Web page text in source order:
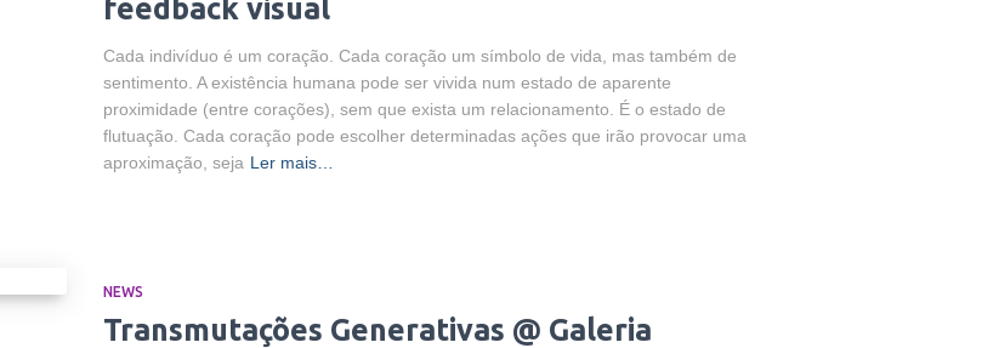
feedback visual
Cada indivíduo é um coração. Cada coração um símbolo de vida, mas também de
sentimento. A existência humana pode ser vivida num estado de aparente
proximidade (entre corações), sem que exista um relacionamento. É o estado de
flutuação. Cada coração pode escolher determinadas ações que irão provocar uma
aproximação, seja Ler mais…
NEWS
Transmutações Generativas @ Galeria